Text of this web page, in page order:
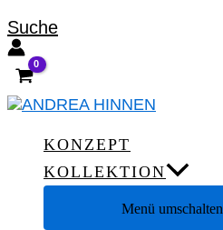
Suche
KONZEPT
KOLLEKTION
Menü umschalten